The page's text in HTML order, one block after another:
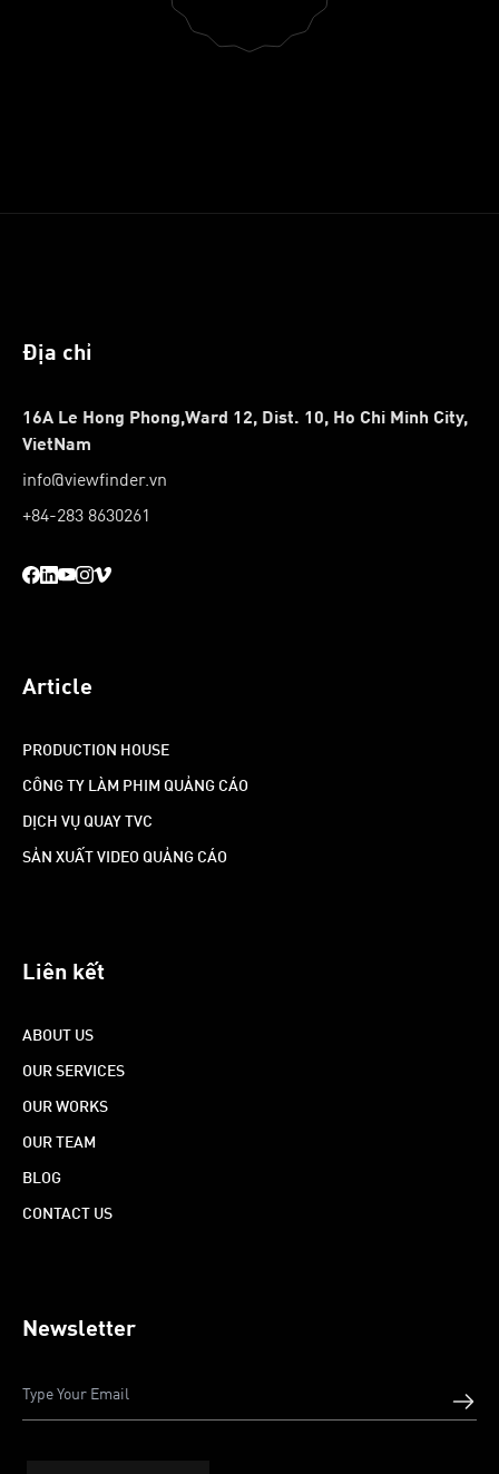
Địa chỉ
16A Le Hong Phong,Ward 12, Dist. 10, Ho Chi Minh City,
VietNam
info@viewfinder.vn
+84-283 8630261
Article
PRODUCTION HOUSE
CÔNG TY LÀM PHIM QUẢNG CÁO
DỊCH VỤ QUAY TVC
SẢN XUẤT VIDEO QUẢNG CÁO
Liên kết
ABOUT US
OUR SERVICES
OUR WORKS
OUR TEAM
BLOG
CONTACT US
Newsletter